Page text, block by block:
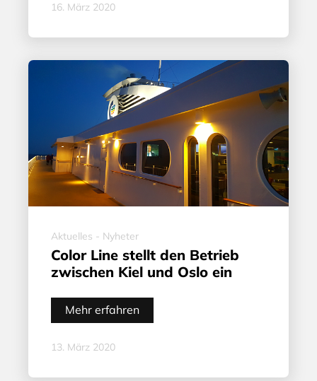
16. März 2020
Aktuelles - Nyheter
Color Line stellt den Betrieb
zwischen Kiel und Oslo ein
Mehr erfahren
13. März 2020